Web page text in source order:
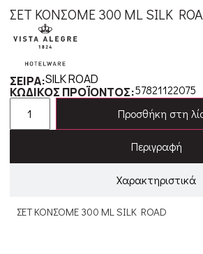
ΣΕΤ ΚΟΝΣΟΜΕ 300 ML SILK
ΣΕΙΡΑ:SILK ROAD
ΚΩΔΙΚΟΣ ΠΡΟΪΟΝΤΟΣ:57821122075
Προσθήκη στη
Περιγραφή
Χαρακτηριστικά
ΣΕΤ ΚΟΝΣΟΜΕ 300 ML SILK ROAD